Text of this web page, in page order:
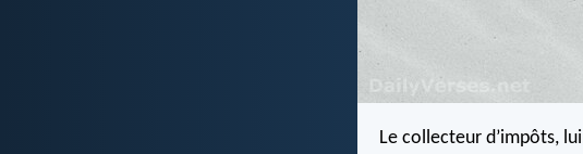
Le collecteur d’impôts,